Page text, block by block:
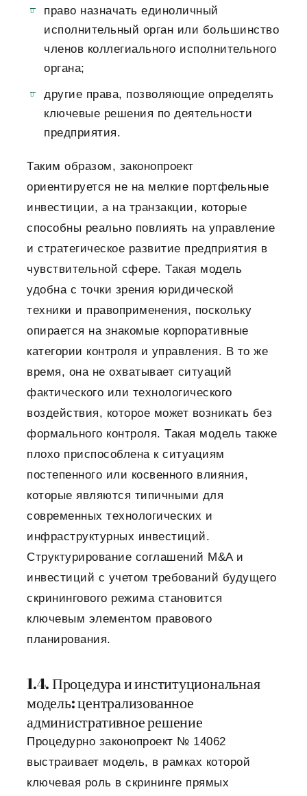
право назначать единоличный
исполнительный орган или большинство
членов коллегиального исполнительного
органа;
другие права, позволяющие определять
ключевые решения по деятельности
предприятия.
Таким образом, законопроект
ориентируется не на мелкие портфельные
инвестиции, а на транзакции, которые
способны реально повлиять на управление
и стратегическое развитие предприятия в
чувствительной сфере. Такая модель
удобна с точки зрения юридической
техники и правоприменения, поскольку
опирается на знакомые корпоративные
категории контроля и управления. В то же
время, она не охватывает ситуаций
фактического или технологического
воздействия, которое может возникать без
формального контроля. Такая модель также
плохо приспособлена к ситуациям
постепенного или косвенного влияния,
которые являются типичными для
современных технологических и
инфраструктурных инвестиций.
Структурирование соглашений M&A и
инвестиций с учетом требований будущего
скринингового режима становится
ключевым элементом правового
планирования.
1.4. Процедура и институциональная
модель: централизованное
административное решение
Процедурно законопроект № 14062
выстраивает модель, в рамках которой
ключевая роль в скрининге прямых